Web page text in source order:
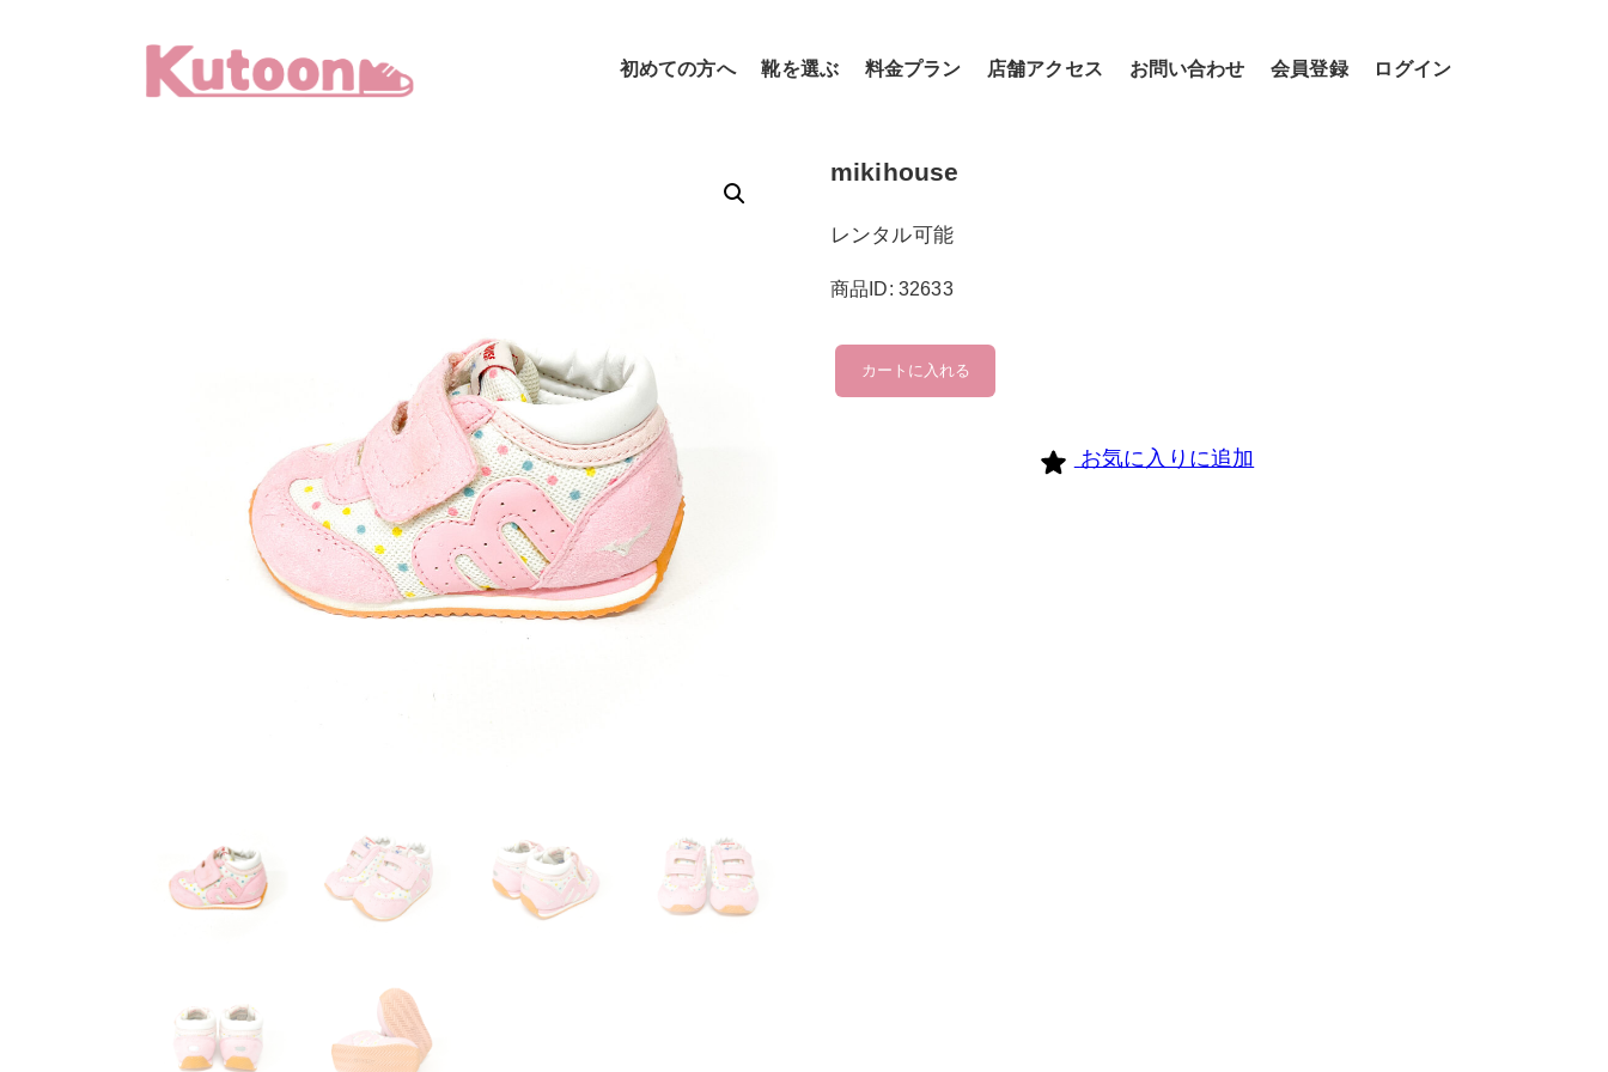
初めての方へ 靴を選ぶ 料金プラン 店舗アクセス お問い合わせ 会員登録 ログイン
mikihouse
レンタル可能
商品ID: 32633
mikihouse
個
カートに入れる
お気に入りに追加